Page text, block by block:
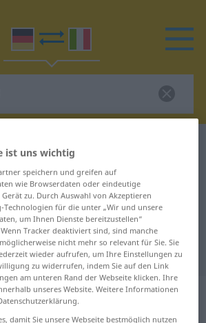
Wörterbuch
Übersetzung
Italienisch
: Partizip Präsens |
ist uns wichtig
speichern und greifen auf
wie Browserdaten oder eindeutige
zu. Durch Auswahl von Akzeptieren
Technologien für die unter „Wir und unsere
um Ihnen Dienste bereitzustellen“
Tracker deaktiviert sind, sind manche
nicht mehr so relevant für Sie. Sie
wieder aufrufen, um Ihre Einstellungen zu
zu widerrufen, indem Sie auf den Link
am unteren Rand der Webseite klicken. Ihre
unseres Website. Weitere Informationen
damit Sie unsere Webseite bestmöglich nutzen